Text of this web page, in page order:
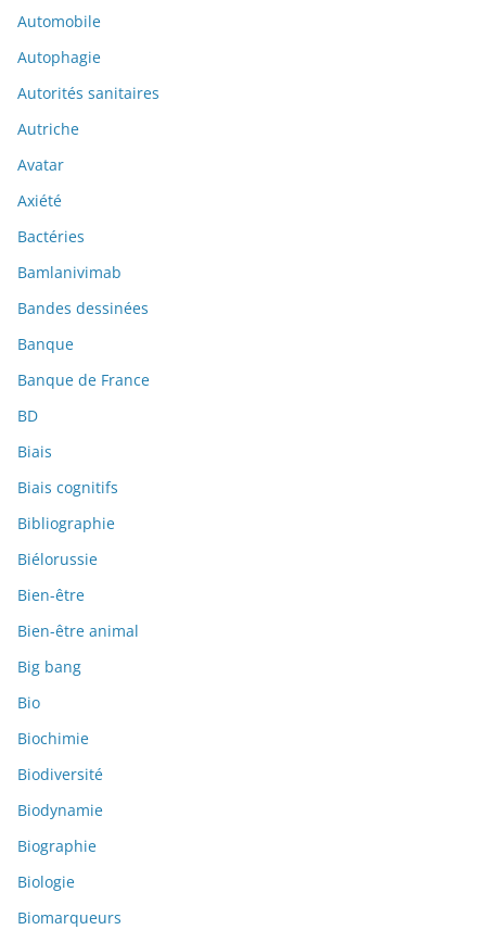
Automobile
Autophagie
Autorités sanitaires
Autriche
Avatar
Axiété
Bactéries
Bamlanivimab
Bandes dessinées
Banque
Banque de France
BD
Biais
Biais cognitifs
Bibliographie
Biélorussie
Bien-être
Bien-être animal
Big bang
Bio
Biochimie
Biodiversité
Biodynamie
Biographie
Biologie
Biomarqueurs